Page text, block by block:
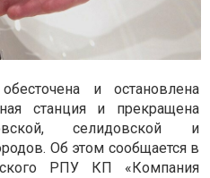
и остановлена
станция и прекращена
селидовской и
Об этом сообщается в
РПУ КП «Компания